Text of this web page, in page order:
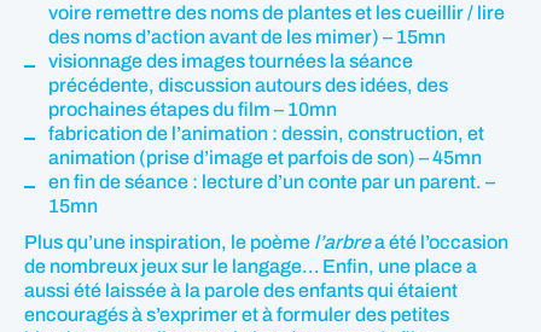
voire remettre des noms de plantes et les cueillir / lire
des noms d’action avant de les mimer) – 15mn
visionnage des images tournées la séance
précédente, discussion autours des idées, des
prochaines étapes du film – 10mn
fabrication de l’animation : dessin, construction, et
animation (prise d’image et parfois de son) – 45mn
en fin de séance : lecture d’un conte par un parent. –
15mn
Plus qu’une inspiration, le poème l’arbrea été l’occasion
de nombreux jeux sur le langage… Enfin, une place a
aussi été laissée à la parole des enfants qui étaient
encouragés à s’exprimer et à formuler des petites